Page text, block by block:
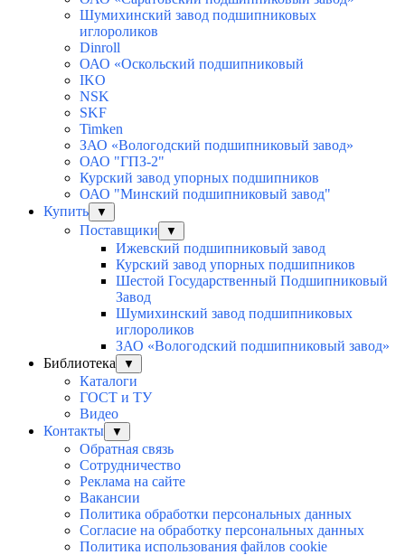
Шумихинский завод подшипниковых
иглороликов
Dinroll
ОАО «Оскольский подшипниковый
IKO
NSK
SKF
Timken
ЗАО «Вологодский подшипниковый завод»
ОАО "ГПЗ-2"
Курский завод упорных подшипников
ОАО "Минский подшипниковый завод"
Купить
▼
Поставщики ▼
Ижевский подшипниковый завод
Курский завод упорных подшипников
Шестой Государственный Подшипниковый
Завод
Шумихинский завод подшипниковых
иглороликов
ЗАО «Вологодский подшипниковый завод»
Библиотека
▼
Каталоги
ГОСТ и ТУ
Видео
Контакты
▼
Обратная связь
Сотрудничество
Реклама на сайте
Вакансии
Политика обработки персональных данных
Согласие на обработку персональных данных
Политика использования файлов cookie